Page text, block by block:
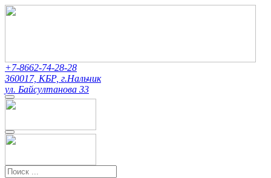
+7-8662-74-28-28
360017, КБР, г.Нальчик
ул. Байсултанова 33